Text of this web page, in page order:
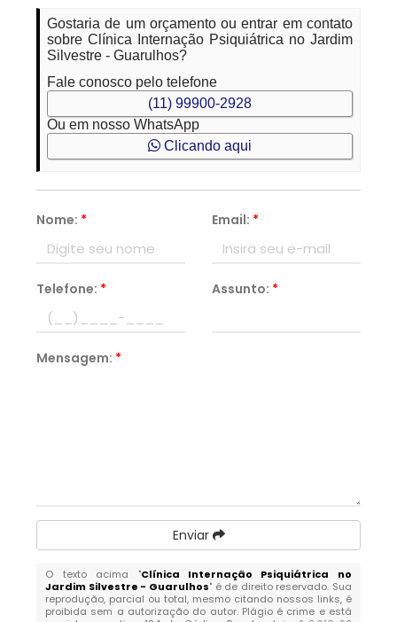
Gostaria de um orçamento ou entrar em contato
sobre Clínica Internação Psiquiátrica no Jardim
Silvestre - Guarulhos?
Fale conosco pelo telefone
(11) 99900-2928
Ou em nosso WhatsApp
Clicando aqui
Nome: * Email: *
Telefone: * Assunto: *
Mensagem: *
Enviar
O texto acima "Clínica Internação Psiquiátrica no
Jardim Silvestre - Guarulhos" é de direito reservado. Sua
reprodução, parcial ou total, mesmo citando nossos links, é
proibida sem a autorização do autor. Plágio é crime e está